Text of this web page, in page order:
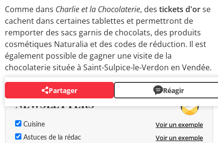
Comme dans Charlie et la Chocolaterie, des tickets d'orse
cachent dans certaines tablettes et permettront de
remporter des sacs garnis de chocolats, des produits
cosmétiques Naturalia et des codes de réduction. Il est
également possible de gagner une visite de la
chocolaterie située à Saint-Sulpice-le-Verdon en Vendée.
Partager Réagir
NEWSLETTERS
Cuisine Voir un exemple
Astuces de la rédac Voir un exemple